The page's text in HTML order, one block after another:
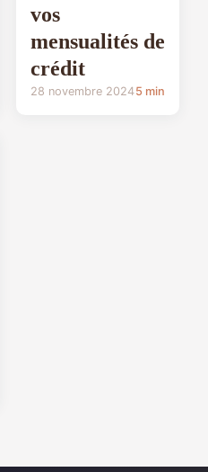
vos
mensualités de
crédit
28 novembre 20245 min